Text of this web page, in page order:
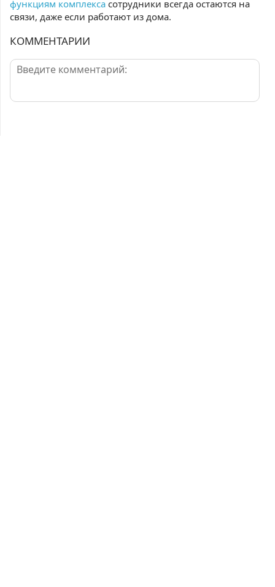
функциям комплекса сотрудники всегда остаются на
связи, даже если работают из дома.
КОММЕНТАРИИ